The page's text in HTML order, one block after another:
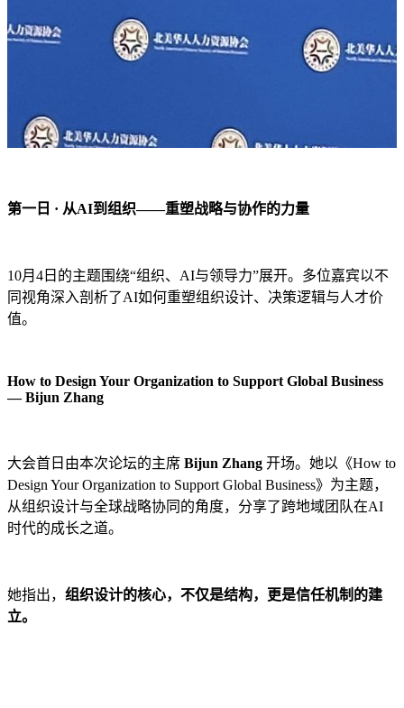
第一日 · 从AI到组织——重塑战略与协作的力量
10月4日的主题围绕“组织、AI与领导力”展开。多位嘉宾以不
同视角深入剖析了AI如何重塑组织设计、决策逻辑与人才价
值。
How to Design Your Organization to Support Global Business
— Bijun Zhang
大会首日由本次论坛的主席 Bijun Zhang 开场。她以《How to
Design Your Organization to Support Global Business》为主题，
从组织设计与全球战略协同的角度，分享了跨地域团队在AI
时代的成长之道。
她指出， 组织设计的核心，不仅是结构，更是信任机制的建
立。